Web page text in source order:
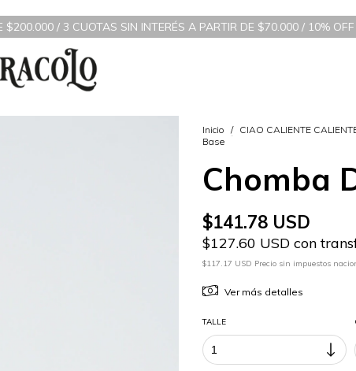
SIN INTERÉS A PARTIR DE $70.000 / 10% OFF TRANSFERENCIA
Inicio / CIAO CALIENTE
Base
Chomba
$141.78 USD
$127.60 USD con
$117.17 USD Precio sin impuestos
Ver más detalles
TALLE